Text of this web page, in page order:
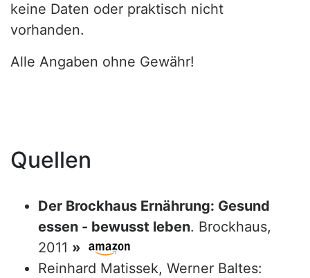
keine Daten oder praktisch nicht
vorhanden.
Alle Angaben ohne Gewähr!
Quellen
Der Brockhaus Ernährung: Gesund
essen - bewusst leben. Brockhaus,
2011 »
Reinhard Matissek, Werner Baltes: